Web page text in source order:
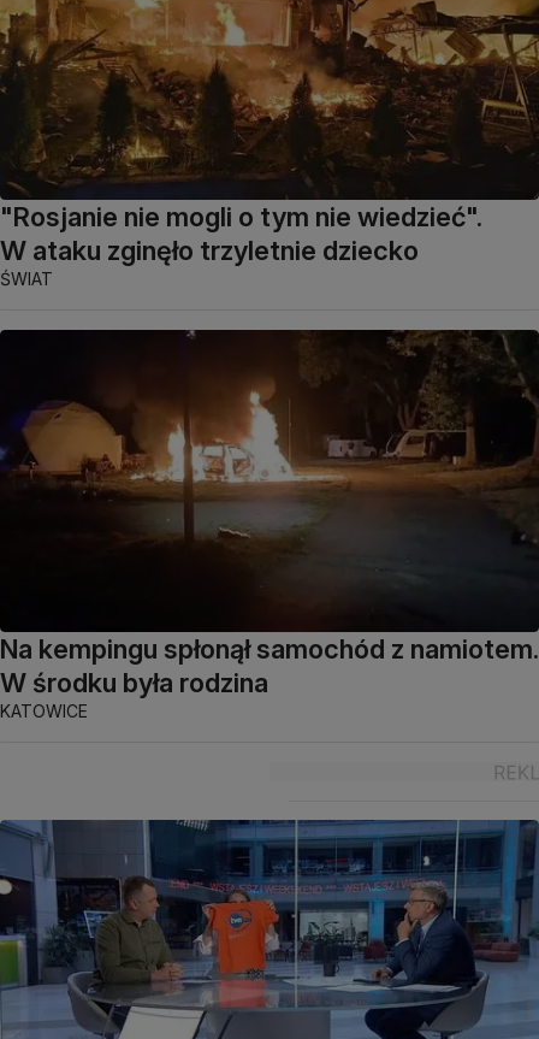
"Rosjanie nie mogli o tym nie wiedzieć".
W ataku zginęło trzyletnie dziecko
ŚWIAT
Na kempingu spłonął samochód z namiotem.
W środku była rodzina
KATOWICE